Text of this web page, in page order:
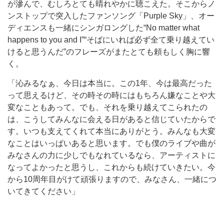
が滲んで、むしろとても晴れやかに聴こえた。そこからノ
ンストップで突入したファンソング「Purple Sky」、オー
ディエンスも一緒にシンガロングした“No matter what
happens to you and I”“そばにいれば必ず全て乗り越えてい
けると思うんだ”のフレーズがまたとても頼もしく胸に響
く。
「沁みるなぁ、今日は本当に。この1年、今は最高だった
って思えるけど、その時その時にはもちろん嫌なことや大
変なこともあって。でも、それを乗り越えてこられたの
は、こうしてみんなに会える日があると信じていたからで
す。いつも支えてくれて本当にありがとう。みんなも大変
なことはいっぱいあると思います。でも僕のライブや曲が
みなさんの力に少しでもなれているなら、アーティストに
なってよかったと思うし、これからも続けていきたい。今
から10周年目がけて頑張りますので、みなさん、一緒につ
いてきてください」